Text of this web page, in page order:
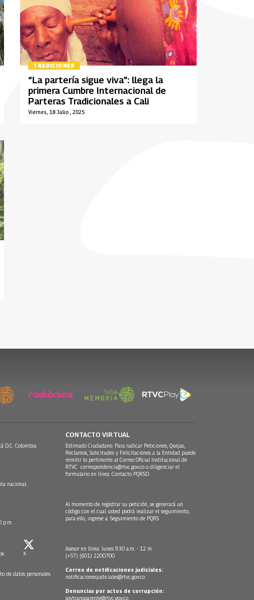
TRADICIONES
Viernes, 18 Julio , 2025
“La partería sigue viva”: llega la
primera Cumbre Internacional de
Parteras Tradicionales a Cali
D.C. Colombia.
nacional:
p.m.
X
de datos personales
CONTACTO VIRTUAL
Estimado Ciudadano: Para radicar Peticiones, Quejas,
Reclamos, Solicitudes y Felicitaciones a la Entidad puede
remitir lo pertinente al Correo Oficial Institucional de
RTVC correspondencia@rtvc.gov.co o diligenciar el
formulario en línea: Contacto PQRSD.
Al momento de registrar su petición, se generará un
código con el cual usted podrá realizar el seguimiento,
para ello, ingrese a: Seguimiento de PQRS
Asesor en línea: lunes 9:30 a.m. - 12 m
(+57) (601) 2200700
Correo de notificaciones judiciales:
notificacionesjudiciales@rtvc.gov.co
Denuncias por actos de corrupción:
soytransparente@rtvc.gov.co